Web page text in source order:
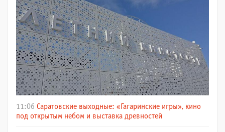
11:06 Саратовские выходные: «Гагаринские игры», кино
под открытым небом и выставка древностей